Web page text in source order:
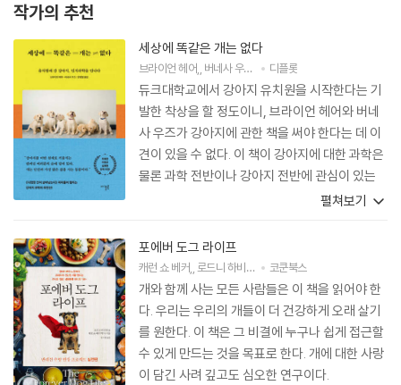
작가의 추천
세상에 똑같은 개는 없다
브라이언 헤어 버네사 우즈 저 디플롯
듀크대학교에서 강아지 유치원을 시작한다는 기
발한 착상을 할 정도이니, 브라이언 헤어와 버네
사 우즈가 강아지에 관한 책을 써야 한다는 데 이
견이 있을 수 없다. 이 책이 강아지에 대한 과학은
물론 과학 전반이나 강아지 전반에 관심이 있는
독자들에게 큰 기쁨을 안겨주리라는 데도 의문의
찬 지식이 폭풍처럼 밀려들 것이다.
펼쳐보기
포에버 도그 라이프
캐런 쇼 베커 로드니 하비브 저 정지현역
코쿤북스
개와 함께 사는 모든 사람들은 이 책을 읽어야 한
다. 우리는 우리의 개들이 더 건강하게 오래 살기
를 원한다. 이 책은 그 비결에 누구나 쉽게 접근할
수 있게 만드는 것을 목표로 한다. 개에 대한 사랑
이 담긴 사려 깊고도 심오한 연구이다.